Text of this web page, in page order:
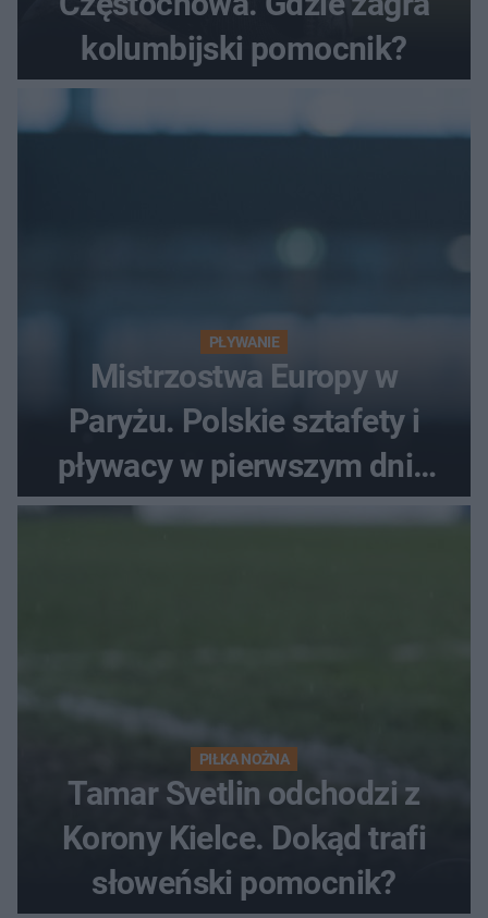
kolumbijski pomocnik?
PŁYWANIE
Mistrzostwa Europy w
Paryżu. Polskie sztafety i
pływacy w pierwszym dniu
finałów
PIŁKA NOŻNA
Tamar Svetlin odchodzi z
Korony Kielce. Dokąd trafi
słoweński pomocnik?